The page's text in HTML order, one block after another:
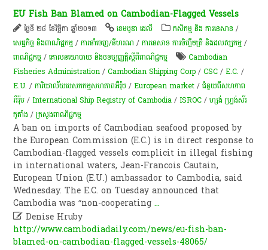
EU Fish Ban Blamed on Cambodian-Flagged Vessels
ថ្ងៃទី ២៨ ខែវិច្ឆិកា ឆ្នាំ២០១៣ ខេមបូឌា ដេលី កសិកម្ម​ និង​ ការ​នេ​សាទ​ /
សេដ្ឋកិច្ច និងពាណិជ្ជកម្ម /ការនាំចេញ/នីហរណ /ការនេសាទ ការចិញ្ចឹមត្រី និងជលវប្បកម្ម /
ពាណិជ្ជកម្ម /គោលនយោបាយ និងបទប្បញ្ញត្តិស្តីពីពាណិជ្ជកម្ម
Cambodian
Fisheries Administration /Cambodian Shipping Corp /CSC /E.C. /
E.U. /ការិយាល័យបេសកកម្មសហភាពអឺរ៉ុប /European market /ជំនួយពីសហភាព
អឺរ៉ុប /International Ship Registry of Cambodia /ISROC /ហ្សង់ ហ្វ្រង់ស័រ
កូតាំង/ក្រសួងពាណិជ្ជកម្ម
A ban on imports of Cambodian seafood proposed by
the European Commission (E.C.) is in direct response to
Cambodian-flagged vessels complicit in illegal fishing
in international waters, Jean-Francois Cautain,
European Union (E.U.) ambassador to Cambodia, said
Wednesday. The E.C. on Tuesday announced that
Cambodia was “non-cooperating...
 Denise Hruby
http://www.cambodiadaily.com/news/eu-fish-ban-
blamed-on-cambodian-flagged-vessels-48065/